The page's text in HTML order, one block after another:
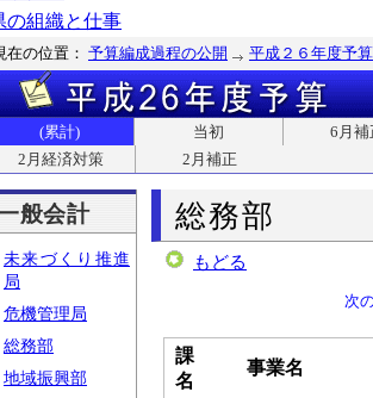
の組織と仕事
在の位置： 予算編成過程の公開 平成２６年度予算
(累計) 当初
6月補
2月経済対策
2月補正
般会計
未来づくり推進
局
危機管理局
総務部
地域振興部
総務部
もどる
次
課
名
事業名